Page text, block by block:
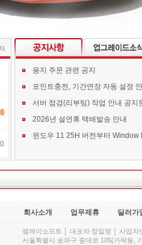
용지 주문 관련 공지
포인트충전, 기간연장 자동 설정
서버 점검(리부팅) 작업 안내 공지
2026년 설연휴 택배발송 안내
회사소개 업무제휴 딜러가
엠제이소프트 │ 대표자 정일영 │ 사업
서울특별시 송파구 중대로 105(가락동,